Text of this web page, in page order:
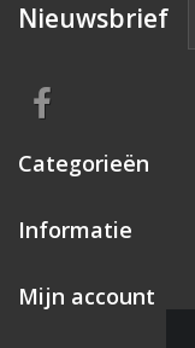
Nieuwsbrief
Categorieën
Informatie
Mijn account